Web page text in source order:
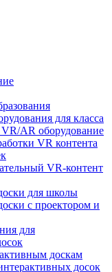
для класса
AR оборудование
VR контента
VR-контент
для школы
с проектором и
для
доскам
досок